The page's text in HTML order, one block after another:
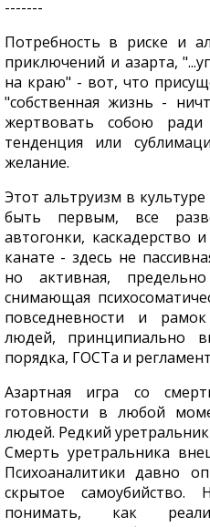
-------
Потребность в риске и
приключений и азарта,
на краю" - вот, что
"собственная жизнь -
жертвовать собою ради
тенденция или
желание.
Этот альтруизм в
быть первым, все
автогонки,
канате - здесь не
но активная,
снимающая
повседневности и
людей, принципиально
порядка, ГОСТа и
Азартная игра со
готовности в любой
людей. Редкий
Смерть уретральника
Психоаналитики давно
скрытое
понимать, как